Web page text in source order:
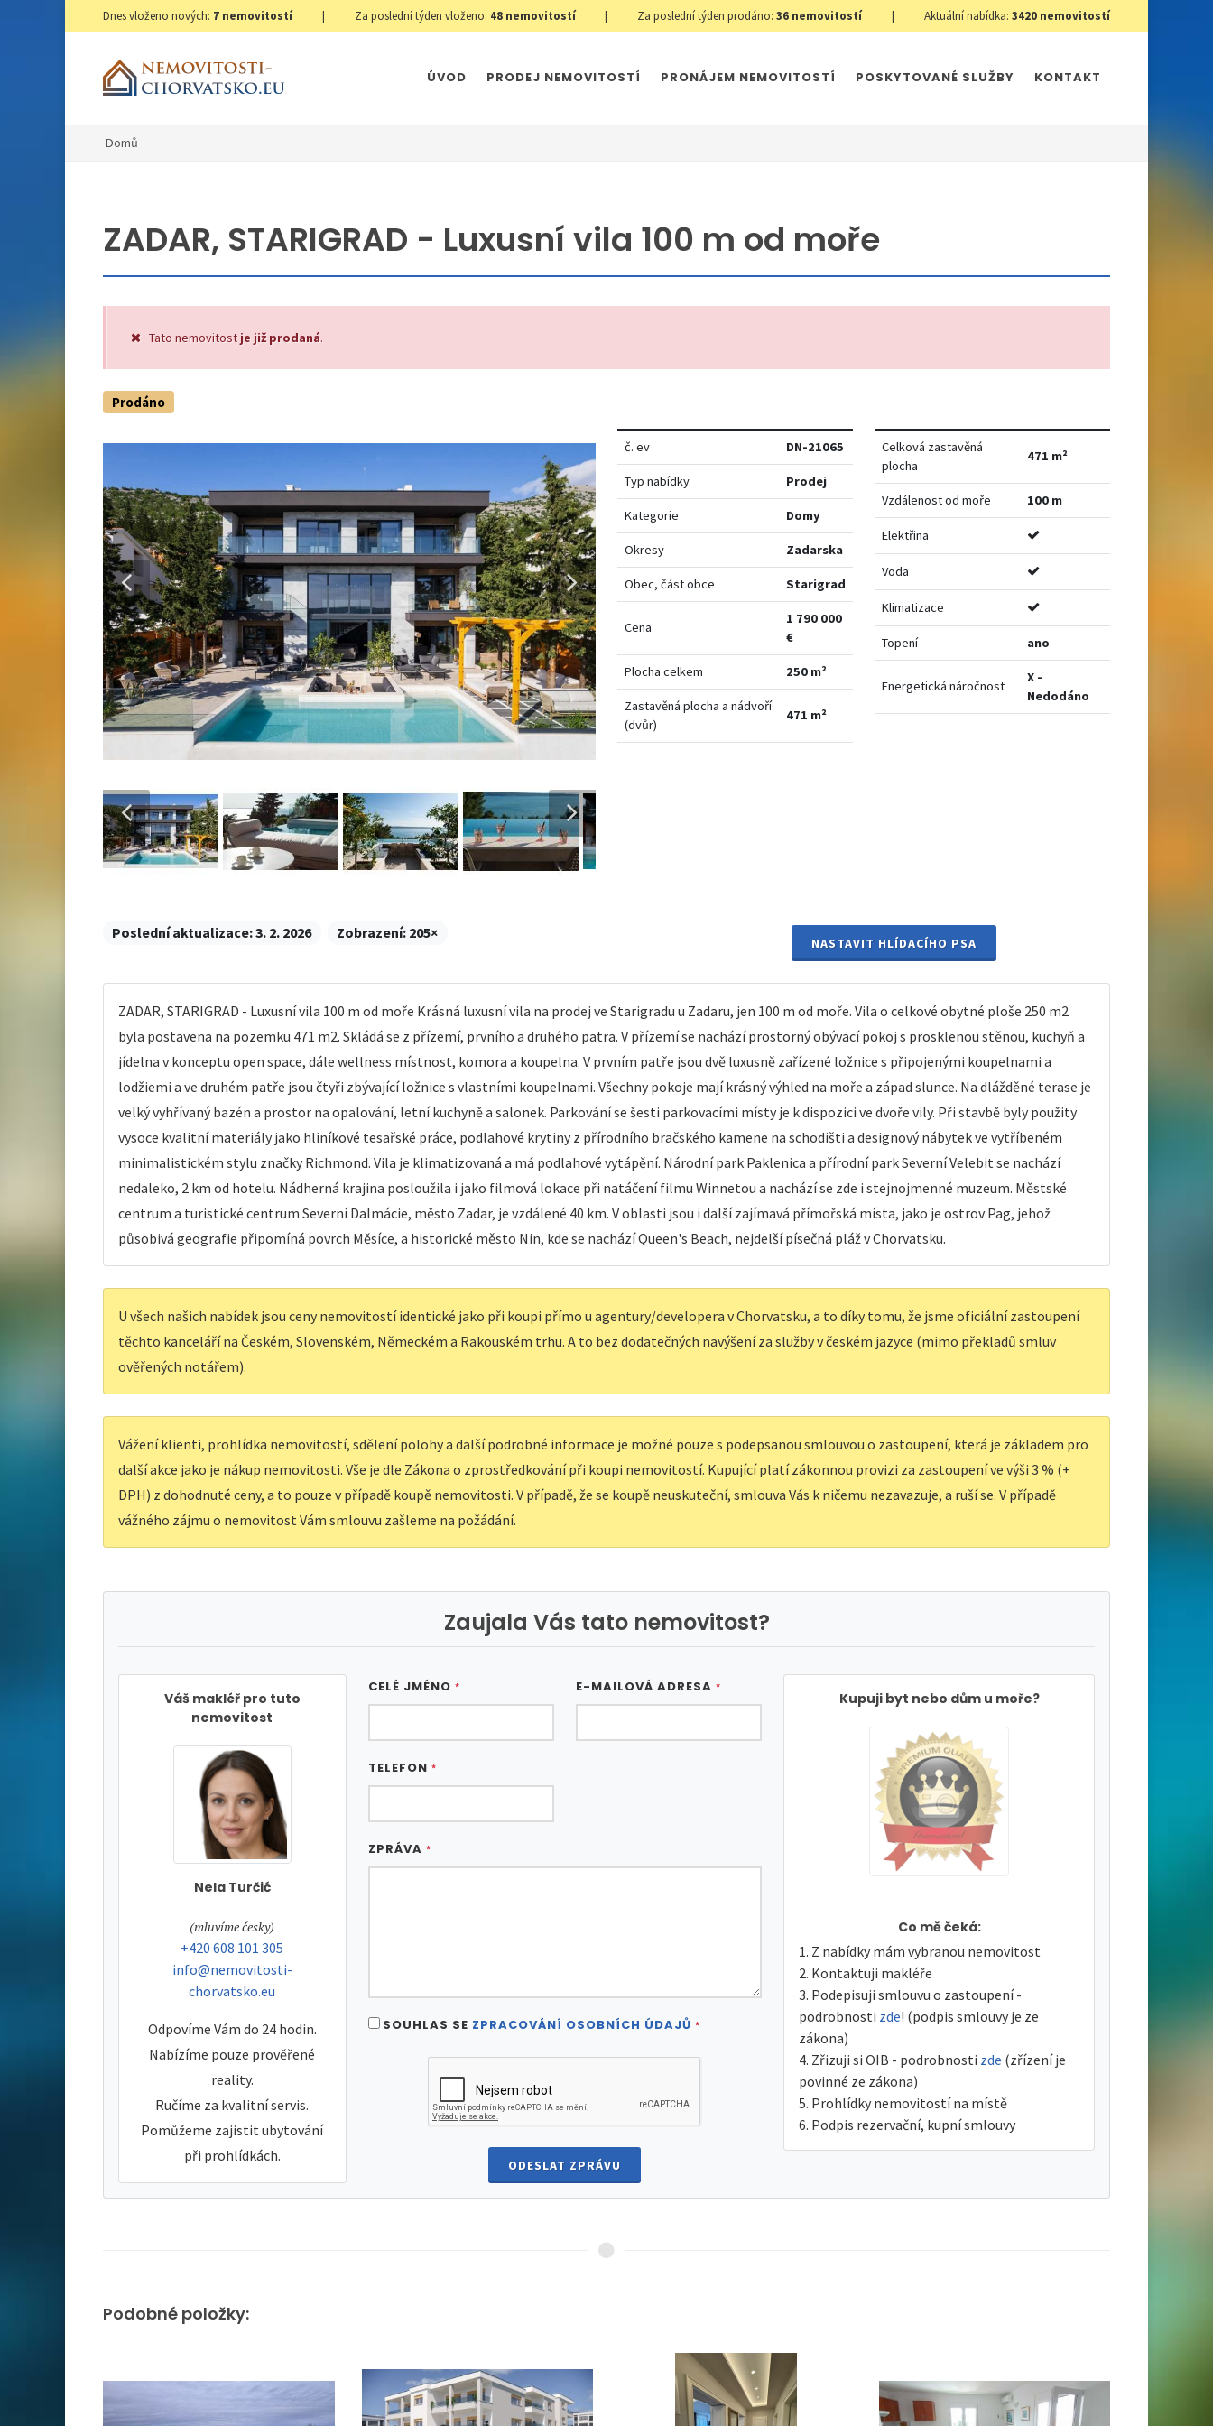
Dnes vloženo nových: 7 nemovitostí | Za poslední týden vloženo: 48 nemovitostí | Za poslední týden prodáno:36 nemovitostí | Aktuální nabídka: 3420 nemovitostí
ÚVOD PRODEJ NEMOVITOSTÍ PRONÁJEM NEMOVITOSTÍ POSKYTOVANÉ SLUŽBY KONTAKT
Domů
ZADAR, STARIGRAD - Luxusní vila 100 m od moře
Tato nemovitost je již prodaná.
Prodáno
č. ev DN-21065
Typ nabídky Prodej
Kategorie Domy
Okresy Zadarska
Obec, část obce Starigrad
Cena
1 790 000
€
Plocha celkem 250 m²
Zastavěná plocha a nádvoří
(dvůr)
471 m²
Celková zastavěná
plocha
471 m²
Vzdálenost od moře 100 m
Elektřina
Voda
Klimatizace
Topení ano
Energetická náročnost
X -
Nedodáno
Poslední aktualizace:3. 2. 2026 Zobrazení: 205×
NASTAVIT HLÍDACÍHO PSA
ZADAR, STARIGRAD - Luxusní vila 100 m od moře Krásná luxusní vila na prodej ve Starigradu u Zadaru, jen 100 m od moře. Vila o celkové obytné ploše 250 m2
byla postavena na pozemku 471 m2. Skládá se z přízemí, prvního a druhého patra. V přízemí se nachází prostorný obývací pokoj s prosklenou stěnou, kuchyň a
jídelna v konceptu open space, dále wellness místnost, komora a koupelna. V prvním patře jsou dvě luxusně zařízené ložnice s připojenými koupelnami a
lodžiemi a ve druhém patře jsou čtyři zbývající ložnice s vlastními koupelnami. Všechny pokoje mají krásný výhled na moře a západ slunce. Na dlážděné terase je
velký vyhřívaný bazén a prostor na opalování, letní kuchyně a salonek. Parkování se šesti parkovacími místy je k dispozici ve dvoře vily. Při stavbě byly použity
vysoce kvalitní materiály jako hliníkové tesařské práce, podlahové krytiny z přírodního bračského kamene na schodišti a designový nábytek ve vytříbeném
minimalistickém stylu značky Richmond. Vila je klimatizovaná a má podlahové vytápění. Národní park Paklenica a přírodní park Severní Velebit se nachází
nedaleko, 2 km od hotelu. Nádherná krajina posloužila i jako filmová lokace při natáčení filmu Winnetou a nachází se zde i stejnojmenné muzeum. Městské
centrum a turistické centrum Severní Dalmácie, město Zadar, je vzdálené 40 km. V oblasti jsou i další zajímavá přímořská místa, jako je ostrov Pag, jehož
působivá geografie připomíná povrch Měsíce, a historické město Nin, kde se nachází Queen's Beach, nejdelší písečná pláž v Chorvatsku.
U všech našich nabídek jsou ceny nemovitostí identické jako při koupi přímo u agentury/developera v Chorvatsku, a to díky tomu, že jsme oficiální zastoupení
těchto kanceláří na Českém, Slovenském, Německém a Rakouském trhu. A to bez dodatečných navýšení za služby v českém jazyce (mimo překladů smluv
ověřených notářem).
Vážení klienti, prohlídka nemovitostí, sdělení polohy a další podrobné informace je možné pouze s podepsanou smlouvou o zastoupení, která je základem pro
další akce jako je nákup nemovitosti. Vše je dle Zákona o zprostředkování při koupi nemovitostí. Kupující platí zákonnou provizi za zastoupení ve výši 3 % (+
DPH) z dohodnuté ceny, a to pouze v případě koupě nemovitosti. V případě, že se koupě neuskuteční, smlouva Vás k ničemu nezavazuje, a ruší se. V případě
vážného zájmu o nemovitost Vám smlouvu zašleme na požádání.
Zaujala Vás tato nemovitost?
Váš makléř pro tuto
nemovitost
Nela Turčić
tel:
(mluvíme česky)
tel:
+420 608 101 305
e-mail:
info@nemovitosti-
chorvatsko.eu
Odpovíme Vám do 24 hodin.
Nabízíme pouze prověřené
reality.
Ručíme za kvalitní servis.
Pomůžeme zajistit ubytování
při prohlídkách.
CELÉ JMÉNO * E-MAILOVÁ ADRESA *
TELEFON *
ZPRÁVA *
SOUHLAS SE ZPRACOVÁNÍ OSOBNÍCH ÚDAJŮ *
ODESLAT ZPRÁVU
Kupuji byt nebo dům u moře?
Co mě čeká:
Z nabídky mám vybranou nemovitost
Kontaktuji makléře
Podepisuji smlouvu o zastoupení -
podrobnosti zde! (podpis smlouvy je ze
zákona)
Zřizuji si OIB - podrobnosti zde (zřízení je
povinné ze zákona)
Prohlídky nemovitostí na místě
Podpis rezervační, kupní smlouvy
Podobné položky: